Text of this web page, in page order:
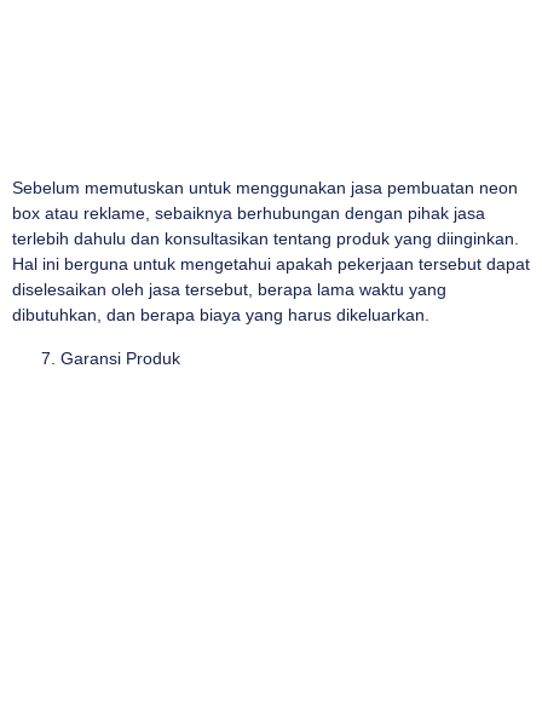
Sebelum memutuskan untuk menggunakan jasa pembuatan neon
box atau reklame, sebaiknya berhubungan dengan pihak jasa
terlebih dahulu dan konsultasikan tentang produk yang diinginkan.
Hal ini berguna untuk mengetahui apakah pekerjaan tersebut dapat
diselesaikan oleh jasa tersebut, berapa lama waktu yang
dibutuhkan, dan berapa biaya yang harus dikeluarkan.
Garansi Produk